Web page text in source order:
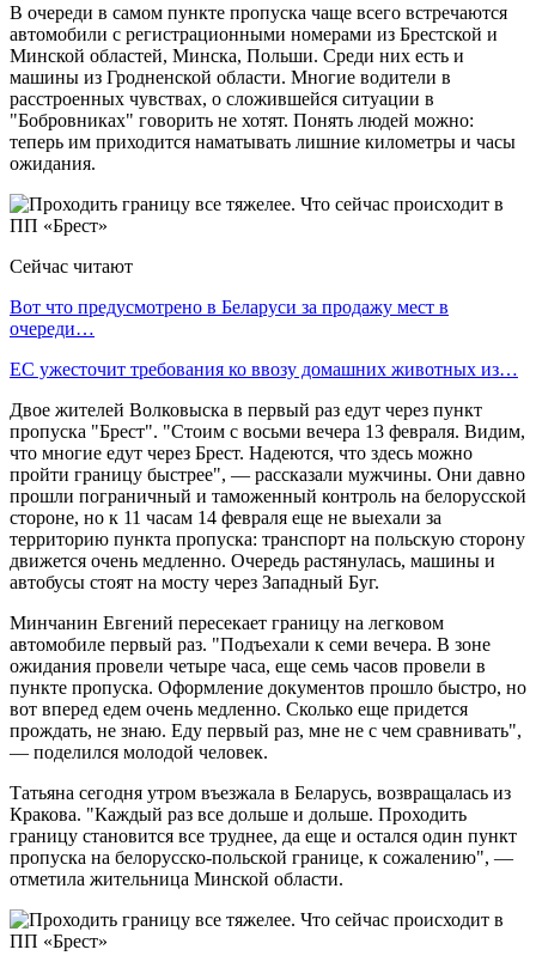
В очереди в самом пункте пропуска чаще всего встречаются
автомобили с регистрационными номерами из Брестской и
Минской областей, Минска, Польши. Среди них есть и
машины из Гродненской области. Многие водители в
расстроенных чувствах, о сложившейся ситуации в
"Бобровниках" говорить не хотят. Понять людей можно:
теперь им приходится наматывать лишние километры и часы
ожидания.
Сейчас читают
Вот что предусмотрено в Беларуси за продажу мест в
очереди…
ЕС ужесточит требования ко ввозу домашних животных из…
Двое жителей Волковыска в первый раз едут через пункт
пропуска "Брест". "Стоим с восьми вечера 13 февраля. Видим,
что многие едут через Брест. Надеются, что здесь можно
пройти границу быстрее", — рассказали мужчины. Они давно
прошли пограничный и таможенный контроль на белорусской
стороне, но к 11 часам 14 февраля еще не выехали за
территорию пункта пропуска: транспорт на польскую сторону
движется очень медленно. Очередь растянулась, машины и
автобусы стоят на мосту через Западный Буг.
Минчанин Евгений пересекает границу на легковом
автомобиле первый раз. "Подъехали к семи вечера. В зоне
ожидания провели четыре часа, еще семь часов провели в
пункте пропуска. Оформление документов прошло быстро, но
вот вперед едем очень медленно. Сколько еще придется
прождать, не знаю. Еду первый раз, мне не с чем сравнивать",
— поделился молодой человек.
Татьяна сегодня утром въезжала в Беларусь, возвращалась из
Кракова. "Каждый раз все дольше и дольше. Проходить
границу становится все труднее, да еще и остался один пункт
пропуска на белорусско-польской границе, к сожалению", —
отметила жительница Минской области.